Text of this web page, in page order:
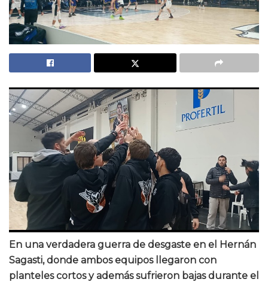
En una verdadera guerra de desgaste en el Hernán
Sagasti, donde ambos equipos llegaron con
planteles cortos y además sufrieron bajas durante el